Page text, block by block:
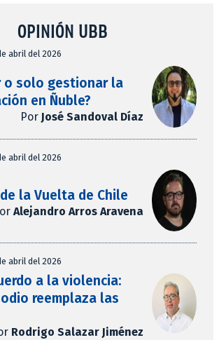
OPINIÓN UBB
abril del 2026
o solo gestionar la
en Ñuble?
Por José Sandoval Díaz
abril del 2026
la Vuelta de Chile
Alejandro Arros Aravena
abril del 2026
a la violencia:
reemplaza las
Rodrigo Salazar Jiménez